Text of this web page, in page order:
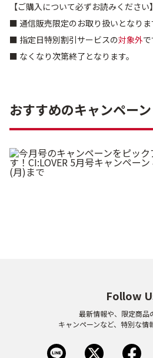
【ご購入について必ずお読みください】
■ 通信販売限定のお取り扱いとなりま
■ 指定日特別割引サービスの対象外で
■ なくなり次第終了となります。
おすすめのキャンペーン
Follow
最新情報や、限定商品
キャンペーンなど、特別な情